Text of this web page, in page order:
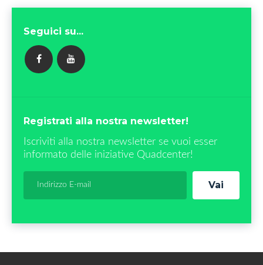
Seguici su...
Registrati alla nostra newsletter!
Iscriviti alla nostra newsletter se vuoi esser
informato delle iniziative Quadcenter!
Vai